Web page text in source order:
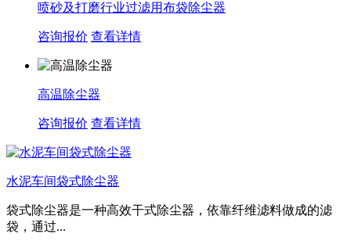
喷砂及打磨行业过滤用布袋除尘器
咨询报价 查看详情
高温除尘器
咨询报价 查看详情
水泥车间袋式除尘器
袋式除尘器是一种高效干式除尘器，依靠纤维滤料做成的滤
袋，通过...